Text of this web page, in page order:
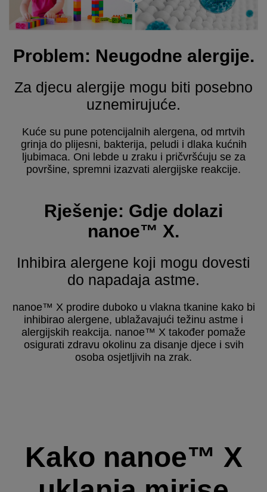
Problem: Neugodne alergije.
Za djecu alergije mogu biti posebno
uznemirujuće.
Kuće su pune potencijalnih alergena, od mrtvih
grinja do plijesni, bakterija, peludi i dlaka kućnih
ljubimaca. Oni lebde u zraku i pričvršćuju se za
površine, spremni izazvati alergijske reakcije.
Rješenje: Gdje dolazi
nanoe™ X.
Inhibira alergene koji mogu dovesti
do napadaja astme.
nanoe™ X prodire duboko u vlakna tkanine kako bi
inhibirao alergene, ublažavajući težinu astme i
alergijskih reakcija. nanoe™ X također pomaže
osigurati zdravu okolinu za disanje djece i svih
osoba osjetljivih na zrak.
Kako nanoe™ X